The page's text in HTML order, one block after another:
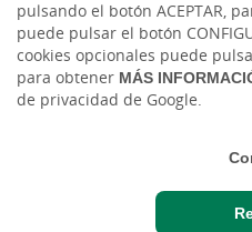
pulsando el botón ACEPTAR,
puede pulsar el botón
cookies opcionales puede
para obtener MÁS
de privacidad de Google.
Hipoteca Joven